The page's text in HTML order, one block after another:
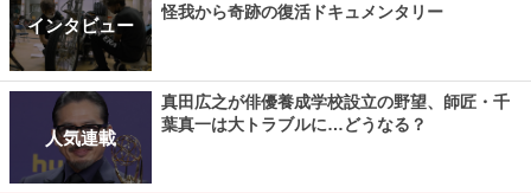
インタビュー
怪我から奇跡の復活ドキュメンタリー
人気連載
真田広之が俳優養成学校設立の野望、師匠・千
葉真一は大トラブルに…どうなる？